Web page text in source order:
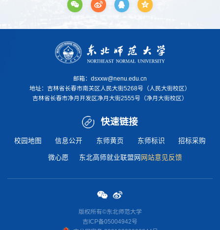
邮箱：dsxxw@nenu.edu.cn
地址： 吉林省长春市南关区人民大街5268号（人民大街校区）
吉林省长春市净月开发区净月大街2555号（净月大街校区）
快速链接
校园地图 信息公开 东师黄页 东师标识 招标采购
微心愿 东北高师就业联盟网 网站意见反馈
版权所有©东北师范大学
吉ICP备05004942号